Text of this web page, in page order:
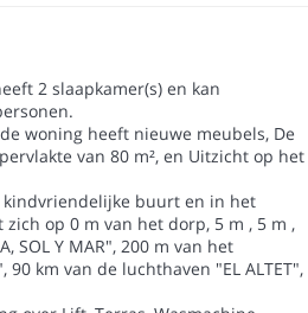
2 slaapkamer(s) en kan
woning heeft nieuwe meubels, De
van 80 m², en Uitzicht op het
buurt en in het
op 0 m van het dorp, 5 m , 5 m ,
SOL Y MAR", 200 m van het
90 km van de luchthaven "EL ALTET",